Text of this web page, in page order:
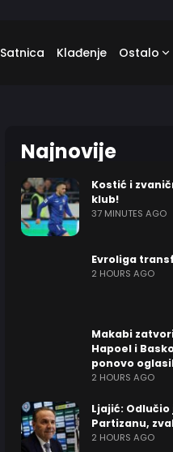
Satnica Klađenje Ostalo
Najnovije
Kostić i
klub!
37 MINUTES AGO
Evroliga
2 HOURS AGO
Makabi
Hapoel i
ponovo
2 HOURS AGO
Ljajić:
Partizanu,
2 HOURS AGO